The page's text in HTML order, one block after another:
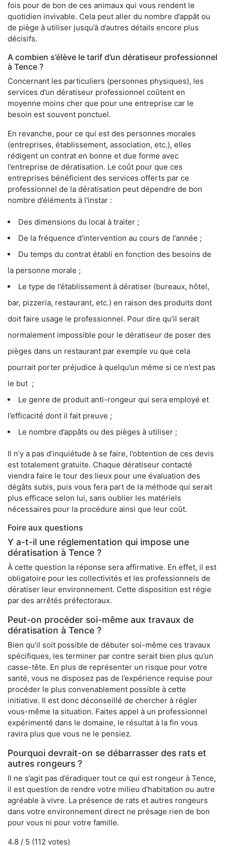
fois pour de bon de ces animaux qui vous rendent le
quotidien invivable. Cela peut aller du nombre d’appât ou
de piège à utiliser jusqu’à d’autres détails encore plus
décisifs.
A combien s’élève le tarif d’un dératiseur professionnel
à Tence ?
Concernant les particuliers (personnes physiques), les
services d’un dératiseur professionnel coûtent en
moyenne moins cher que pour une entreprise car le
besoin est souvent ponctuel.
En revanche, pour ce qui est des personnes morales
(entreprises, établissement, association, etc.), elles
rédigent un contrat en bonne et due forme avec
l’entreprise de dératisation. Le coût pour que ces
entreprises bénéficient des services offerts par ce
professionnel de la dératisation peut dépendre de bon
nombre d’éléments à l'instar :
Des dimensions du local à traiter ;
De la fréquence d’intervention au cours de l’année ;
Du temps du contrat établi en fonction des besoins de
la personne morale ;
Le type de l’établissement à dératiser (bureaux, hôtel,
bar, pizzeria, restaurant, etc.) en raison des produits dont
doit faire usage le professionnel. Pour dire qu’il serait
normalement impossible pour le dératiseur de poser des
pièges dans un restaurant par exemple vu que cela
pourrait porter préjudice à quelqu’un même si ce n’est pas
le but ;
Le genre de produit anti-rongeur qui sera employé et
l’efficacité dont il fait preuve ;
Le nombre d’appâts ou des pièges à utiliser ;
Il n’y a pas d’inquiétude à se faire, l’obtention de ces devis
est totalement gratuite. Chaque dératiseur contacté
viendra faire le tour des lieux pour une évaluation des
dégâts subis, puis vous fera part de la méthode qui serait
plus efficace selon lui, sans oublier les matériels
nécessaires pour la procédure ainsi que leur coût.
Foire aux questions
Y a-t-il une réglementation qui impose une
dératisation à Tence ?
À cette question la réponse sera affirmative. En effet, il est
obligatoire pour les collectivités et les professionnels de
dératiser leur environnement. Cette disposition est régie
par des arrêtés préfectoraux.
Peut-on procéder soi-même aux travaux de
dératisation à Tence ?
Bien qu’il soit possible de débuter soi-même ces travaux
spécifiques, les terminer par contre serait bien plus qu’un
casse-tête. En plus de représenter un risque pour votre
santé, vous ne disposez pas de l’expérience requise pour
procéder le plus convenablement possible à cette
initiative. Il est donc déconseillé de chercher à régler
vous-même la situation. Faites appel à un professionnel
expérimenté dans le domaine, le résultat à la fin vous
ravira plus que vous ne le pensiez.
Pourquoi devrait-on se débarrasser des rats et
autres rongeurs ?
Il ne s’agit pas d’éradiquer tout ce qui est rongeur à Tence,
il est question de rendre votre milieu d’habitation ou autre
agréable à vivre. La présence de rats et autres rongeurs
dans votre environnement direct ne présage rien de bon
pour vous ni pour votre famille.
4.8 / 5 (112 votes)